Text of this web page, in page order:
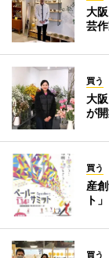
大
芸
買う
大
が
買う
産
ト
買う